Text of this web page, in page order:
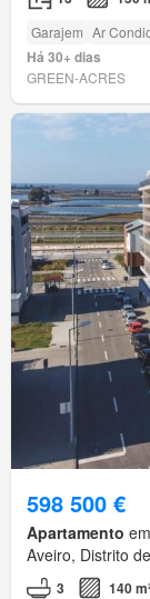
Garajem Ar
Há 30+ dias
GREEN-ACRES
598 500 €
Apartamento
Aveiro, Distrito
3 140